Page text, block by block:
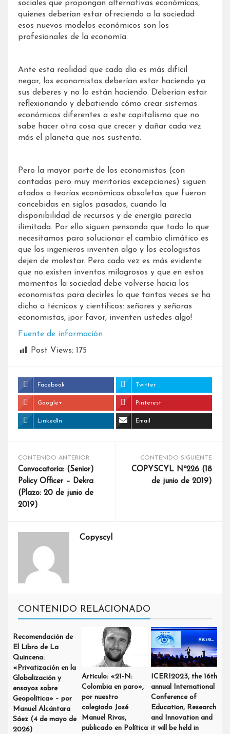
sociales que propongan alternativas económicas,
quienes deberían estar ofreciendo a la sociedad
esos nuevos modelos económicos son los
profesionales de la economía.
Ante esta realidad que cada día es más difícil
negar, los economistas deberían estar haciendo ya
sus deberes y no lo están haciendo. Deberían estar
reflexionando y debatiendo cómo crear sistemas
económicos diferentes a este capitalismo que no
sabe hacer otra cosa que crecer y dañar cada vez
más el planeta que nos sustenta.
Pero la mayor parte de los economistas (con
contadas pero muy meritorias excepciones) siguen
atados a teorías económicas obsoletas que fueron
concebidas en siglos pasados, cuando la
disponibilidad de recursos y de energía parecía
ilimitada. Por ello siguen pensando que todo lo que
necesitamos para solucionar el cambio climático es
que los ingenieros inventen algo y los ecologistas
dejen de molestar. Pero cada vez es más evidente
que no existen inventos milagrosos y que en estos
momentos la sociedad debe volverse hacia los
economistas para decirles lo que tantas veces se ha
dicho a técnicos y científicos: señores y señoras
economistas, ¡por favor, inventen ustedes algo!
Fuente de información
Post Views: 175
Facebook Twitter
Google+ Pinterest
LinkedIn Email
CONTENIDO ANTERIOR
Convocatoria: (Senior)
Policy Officer – Dekra
(Plazo: 20 de junio de
2019)
CONTENIDO SIGUIENTE
COPYSCYL Nº226 (18
de junio de 2019)
Copyscyl
CONTENIDO RELACIONADO
Recomendación de
El Libro de La
Quincena:
«Privatización en la
Globalización y
ensayos sobre
Geopolítica» – por
Manuel Alcántara
Sáez (4 de mayo de
2026)
Artículo: «21-N:
Colombia en paro»,
por nuestro
colegiado José
Manuel Rivas,
publicado en Política
ICERI2023, the 16th
annual International
Conference of
Education, Research
and Innovation and
it will be held in